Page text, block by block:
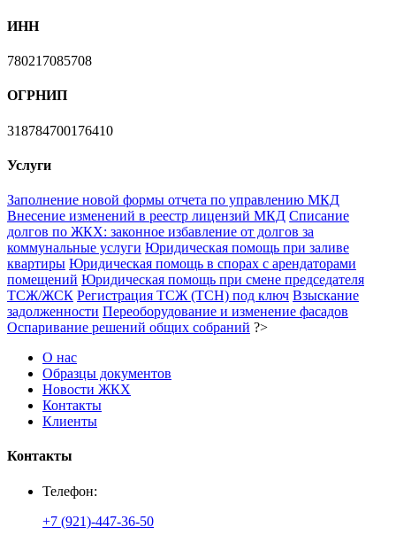
ИНН
780217085708
ОГРНИП
318784700176410
Услуги
Заполнение новой формы отчета по управлению МКД
Внесение изменений в реестр лицензий МКД Списание
долгов по ЖКХ: законное избавление от долгов за
коммунальные услуги Юридическая помощь при заливе
квартиры Юридическая помощь в спорах с арендаторами
помещений Юридическая помощь при смене председателя
ТСЖ/ЖСК Регистрация ТСЖ (ТСН) под ключ Взыскание
задолженности Переоборудование и изменение фасадов
Оспаривание решений общих собраний ?>
О нас
Образцы документов
Новости ЖКХ
Контакты
Клиенты
Контакты
Телефон:
+7 (921)-447-36-50